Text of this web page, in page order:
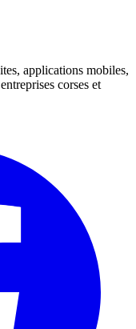
applications mobiles,
corses et